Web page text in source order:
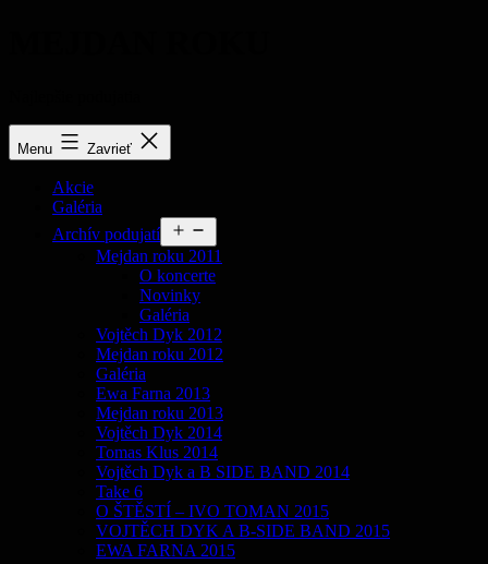
Menu Zavrieť
Akcie
Galéria
Archív podujatí
menu
Mejdan roku 2011
O koncerte
Novinky
Galéria
Vojtěch Dyk 2012
Mejdan roku 2012
Galéria
Ewa Farna 2013
Mejdan roku 2013
Vojtěch Dyk 2014
Tomas Klus 2014
Vojtěch Dyk a B SIDE BAND 2014
Take 6
O ŠTĚSTÍ – IVO TOMAN 2015
VOJTĚCH DYK A B-SIDE BAND 2015
EWA FARNA 2015